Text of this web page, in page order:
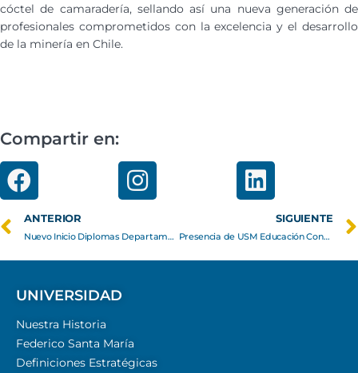
cóctel de camaradería, sellando así una nueva generación de
profesionales comprometidos con la excelencia y el desarrollo
de la minería en Chile.
Compartir en:
ANTERIOR
Nuevo Inicio Diplomas Departamento Mecánica Sede Viña Del Mar Segundo Semestre 2024
SIGUIENTE
Presencia de USM Educación Continua en ETMday 2025: Impulso a la conexión y el emprendimiento
UNIVERSIDAD
Nuestra Historia
Federico Santa María
Definiciones Estratégicas